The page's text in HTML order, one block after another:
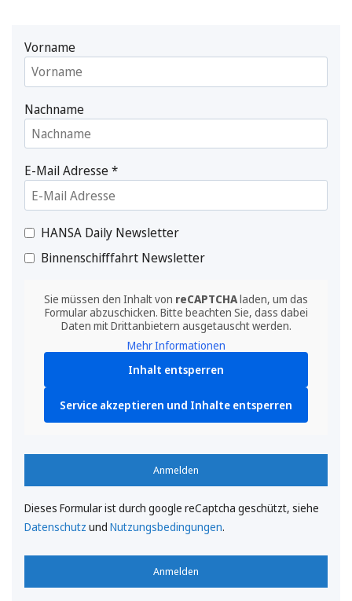
Vorname
Nachname
E-Mail Adresse*
HANSA Daily Newsletter
Binnenschifffahrt Newsletter
Sie müssen den Inhalt von reCAPTCHAladen, um das
Formular abzuschicken. Bitte beachten Sie, dass dabei
Daten mit Drittanbietern ausgetauscht werden.
Mehr Informationen
Inhalt entsperren
Service akzeptieren und Inhalte entsperren
Anmelden
Dieses Formular ist durch google reCaptcha geschützt, siehe
Datenschutz und Nutzungsbedingungen.
Anmelden